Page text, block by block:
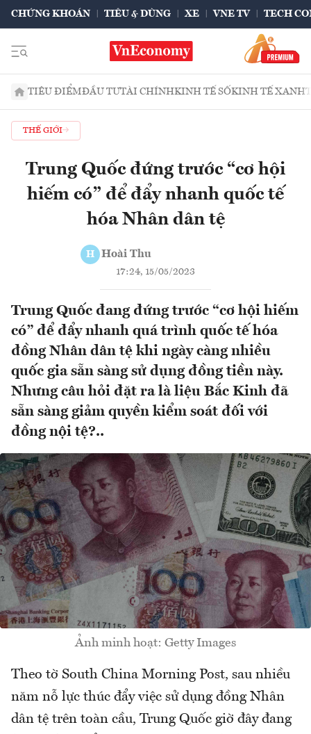
CHỨNG KHOÁN TIÊU & DÙNG XE VNE TV TECH
TIÊU ĐIỂMĐẦU TƯTÀI CHÍNHKINH TẾ SỐKINH TẾ XANH
THẾ GIỚI
Trung Quốc đứng trước “cơ hội
hiếm có” để đẩy nhanh quốc tế
hóa Nhân dân tệ
H Hoài Thu
17:24, 15/05/2023
Trung Quốc đang đứng trước “cơ hội hiếm
có” để đẩy nhanh quá trình quốc tế hóa
đồng Nhân dân tệ khi ngày càng nhiều
quốc gia sẵn sàng sử dụng đồng tiền này.
Nhưng câu hỏi đặt ra là liệu Bắc Kinh đã
sẵn sàng giảm quyền kiểm soát đối với
đồng nội tệ?..
Ảnh minh hoạt: Getty Images
Theo tờ South China Morning Post, sau nhiều
năm nỗ lực thúc đẩy việc sử dụng đồng Nhân
dân tệ trên toàn cầu, Trung Quốc giờ đây đang